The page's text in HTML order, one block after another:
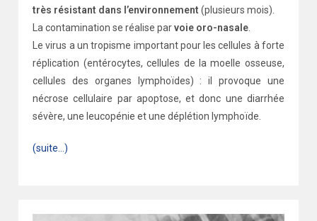
très résistant dans l’environnement (plusieurs mois).
La contamination se réalise parvoie oro-nasale
Le virus a un tropisme important pour les cellules à forte
réplication (entérocytes, cellules de la moelle osseuse,
cellules des organes lymphoïdes) : il provoque une
nécrose cellulaire par apoptose, et donc une diarrhée
sévère, une leucopénie et une déplétion lymphoïde.
(suite…)